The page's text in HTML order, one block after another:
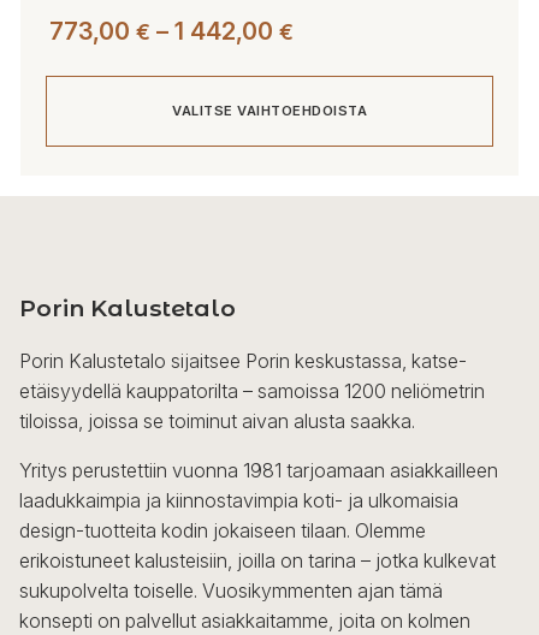
773,00 € – 1 442,00 €
1
442,00 €
VALITSE VAIHTOEHDOISTA
muunnelma.
tehdä
valinnat
tuotteen
sivulla.
Porin Kalustetalo
Porin Kalustetalo sijaitsee Porin keskustassa, katse-
etäisyydellä kauppatorilta – samoissa 1200 neliömetrin
tiloissa, joissa se toiminut aivan alusta saakka.
Yritys perustettiin vuonna 1981 tarjoamaan asiakkailleen
laadukkaimpia ja kiinnostavimpia koti- ja ulkomaisia
design-tuotteita kodin jokaiseen tilaan. Olemme
erikoistuneet kalusteisiin, joilla on tarina – jotka kulkevat
sukupolvelta toiselle. Vuosikymmenten ajan tämä
konsepti on palvellut asiakkaitamme, joita on kolmen